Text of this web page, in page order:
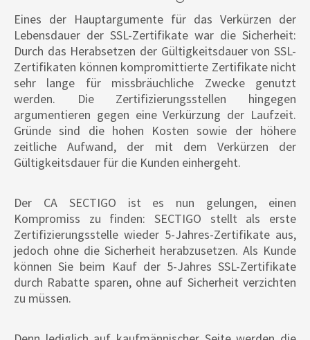
Eines der Hauptargumente für das Verkürzen der
Lebensdauer der SSL-Zertifikate war die Sicherheit:
Durch das Herabsetzen der Gültigkeitsdauer von SSL-
Zertifikaten können kompromittierte Zertifikate nicht
sehr lange für missbräuchliche Zwecke genutzt
werden. Die Zertifizierungsstellen hingegen
argumentieren gegen eine Verkürzung der Laufzeit.
Gründe sind die hohen Kosten sowie der höhere
zeitliche Aufwand, der mit dem Verkürzen der
Gültigkeitsdauer für die Kunden einhergeht.
Der CA SECTIGO ist es nun gelungen, einen
Kompromiss zu finden: SECTIGO stellt als erste
Zertifizierungsstelle wieder 5-Jahres-Zertifikate aus,
jedoch ohne die Sicherheit herabzusetzen. Als Kunde
können Sie beim Kauf der 5-Jahres SSL-Zertifikate
durch Rabatte sparen, ohne auf Sicherheit verzichten
zu müssen.